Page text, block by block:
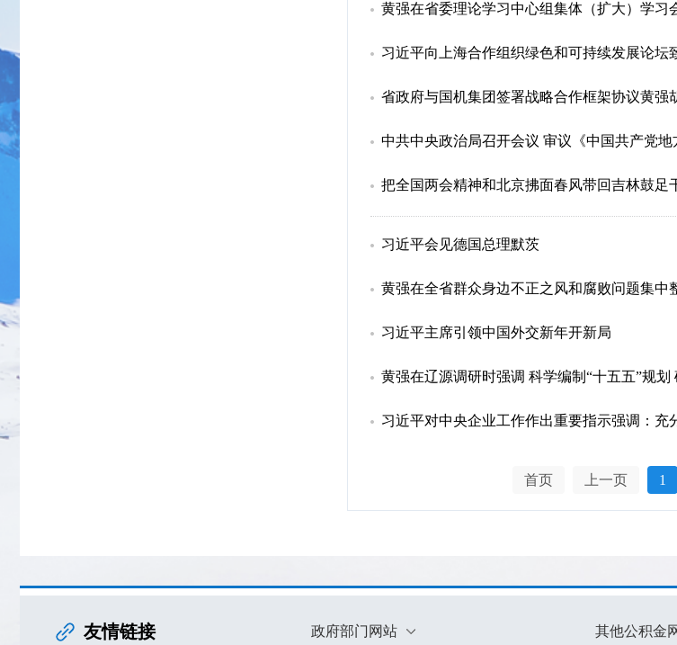
黄强在省委理论学习中心组集体（扩大）学习
习近平向上海合作组织绿色和可持续发展论坛
省政府与国机集团签署战略合作框架协议黄强
中共中央政治局召开会议 审议《中国共产党
把全国两会精神和北京拂面春风带回吉林鼓
习近平会见德国总理默茨
黄强在全省群众身边不正之风和腐败问题集
习近平主席引领中国外交新年开新局
黄强在辽源调研时强调 科学编制“十五五”规
习近平对中央企业工作作出重要指示强调：
首页 上一页 1
友情链接 政府部门网站 其他公积金